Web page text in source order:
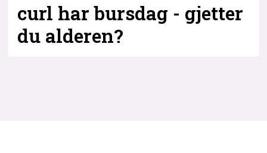
curl har bursdag - gjetter
du alderen?